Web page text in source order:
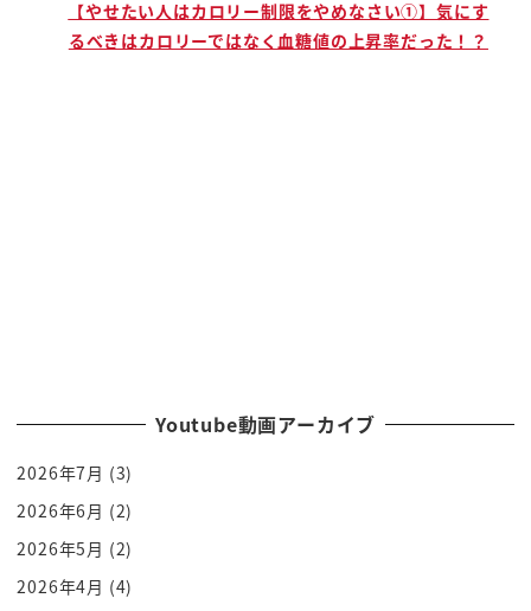
古すぎんじゃいやいやいやここが大事なん
です
京山主義ね共産党と日本もありますけれど
も今の共産党と昔の協賛とはちょっと違う
んですよねかつで文豪のしいざまで小林
多喜二のもねあの主人様をお話した時共産
党の活動を
国からものすごくね弾圧されてでまぁその
【やせたい人はカロリー制限をやめなさい①】気にす
るべきはカロリーではなく血糖値の上昇率だった！？
Youtube動画アーカイブ
2026年7月 (3)
2026年6月 (2)
2026年5月 (2)
2026年4月 (4)